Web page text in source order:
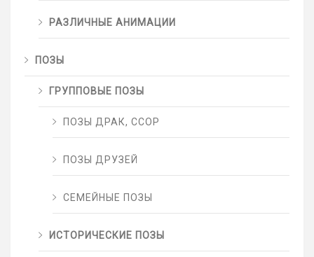
РАЗЛИЧНЫЕ АНИМАЦИИ
ПОЗЫ
ГРУППОВЫЕ ПОЗЫ
ПОЗЫ ДРАК, ССОР
ПОЗЫ ДРУЗЕЙ
СЕМЕЙНЫЕ ПОЗЫ
ИСТОРИЧЕСКИЕ ПОЗЫ